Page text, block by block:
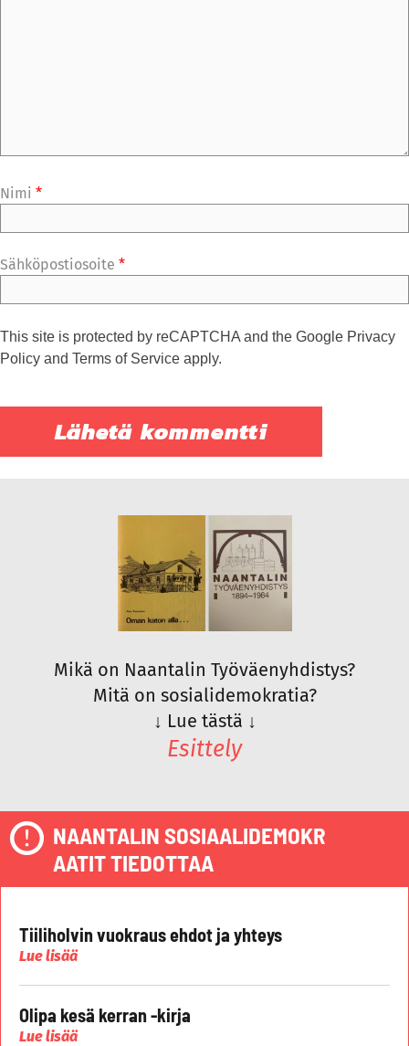
Nimi *
Sähköpostiosoite *
This site is protected by reCAPTCHA and the Google Privacy
Policy and Terms of Service apply.
Mikä on Naantalin Työväenyhdistys?
Mitä on sosialidemokratia?
↓ Lue tästä ↓
Esittely
NAANTALIN SOSIAALIDEMOKR
AATIT TIEDOTTAA
Tiiliholvin vuokraus ehdot ja yhteys
Lue lisää
Olipa kesä kerran -kirja
Lue lisää